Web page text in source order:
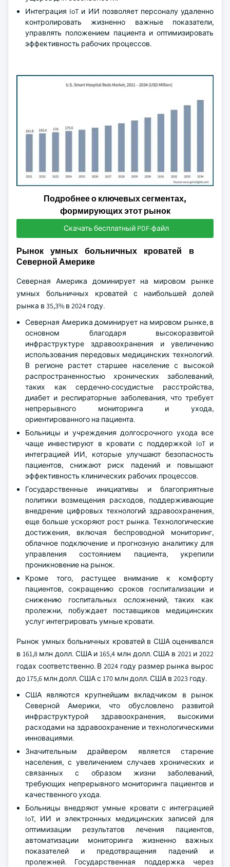
Интеграция IoT и ИИ позволяет персоналу удаленно
контролировать жизненно важные показатели,
управлять положением пациента и оптимизировать
эффективность рабочих процессов.
Подробнее о ключевых сегментах,
формирующих этот рынок
Скачать бесплатный PDF-файл
Рынок умных больничных кроватей в
Северной Америке
Северная Америка доминирует на мировом рынке
умных больничных кроватей с наибольшей долей
рынка в 35,3% в 2024 году.
Северная Америка доминирует на мировом рынке, в
основном благодаря высокоразвитой
инфраструктуре здравоохранения и увеличению
использования передовых медицинских технологий.
В регионе растет старшее население с высокой
распространенностью хронических заболеваний,
таких как сердечно-сосудистые расстройства,
диабет и респираторные заболевания, что требует
непрерывного мониторинга и ухода,
ориентированного на пациента.
Больницы и учреждения долгосрочного ухода все
чаще инвестируют в кровати с поддержкой IoT и
интеграцией ИИ, которые улучшают безопасность
пациентов, снижают риск падений и повышают
эффективность клинических рабочих процессов.
Государственные инициативы и благоприятные
политики возмещения расходов, поддерживающие
внедрение цифровых технологий здравоохранения,
еще больше ускоряют рост рынка. Технологические
достижения, включая беспроводной мониторинг,
облачное подключение и прогнозную аналитику для
управления состоянием пациента, укрепили
проникновение на рынок.
Кроме того, растущее внимание к комфорту
пациентов, сокращению сроков госпитализации и
снижению госпитальных осложнений, таких как
пролежни, побуждает поставщиков медицинских
услуг интегрировать умные кровати.
Рынок умных больничных кроватей в США оценивался
в 161,8 млн долл. США и 165,4 млн долл. США в 2021 и 2022
годах соответственно. В 2024 году размер рынка вырос
до 175,6 млн долл. США с 170 млн долл. США в 2023 году.
США являются крупнейшим вкладчиком в рынок
Северной Америки, что обусловлено развитой
инфраструктурой здравоохранения, высокими
расходами на здравоохранение и технологическими
инновациями.
Значительным драйвером является старение
населения, с увеличением случаев хронических и
связанных с образом жизни заболеваний,
требующих непрерывного мониторинга пациентов и
качественного ухода.
Больницы внедряют умные кровати с интеграцией
IoT, ИИ и электронных медицинских записей для
оптимизации результатов лечения пациентов,
автоматизации мониторинга жизненно важных
показателей и предотвращения падений и
пролежней. Государственная поддержка через